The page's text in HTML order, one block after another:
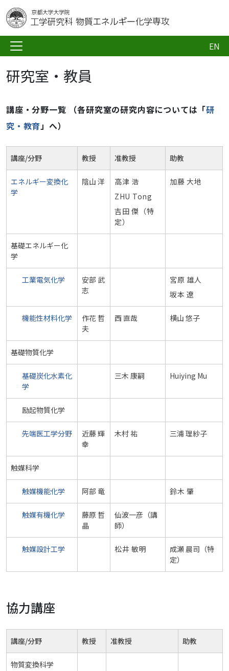
EN
研究室・教員
講座・分野一覧 （各研究室の研究内容については「研
究・教育」へ）
講座/分野 教授 准教授 助教
エネルギー変換化
学
陰山 洋
高津 浩
ZHU Tong
吉田 傑（特
定）
加藤 大地
基礎エネルギー化
学
工業電気化学
安部 武
志
宮原 雄人
坂本 遼
機能性材料化学
作花 哲
夫
西 直哉 横山 悠子
基礎物質化学
基礎炭化水素化
学
三木 康嗣 Huiying Mu
励起物質化学
先端医工学分野
近藤 輝
幸
木村 祐 三浦 理紗子
触媒科学
触媒機能化学 阿部 竜 鈴木 肇
触媒有機化学
藤原 哲
晶
仙波一彦（講
師）
触媒設計工学 松井 敏明
成瀬 晨司（特
定）
協力講座
講座/分野 教授 准教授 助教
物質変換科学